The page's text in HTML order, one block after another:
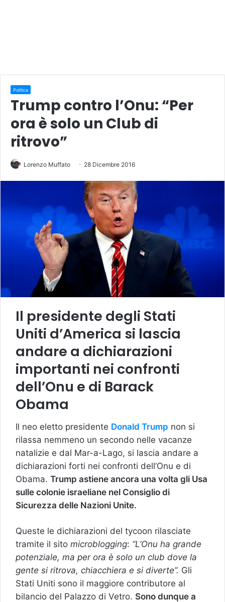
Politica
Trump contro l’Onu: “Per
ora è solo un Club di
ritrovo”
Lorenzo Muffato 28 Dicembre 2016
Il presidente degli Stati
Uniti d’America si lascia
andare a dichiarazioni
importanti nei confronti
dell’Onu e di Barack
Obama
Il neo eletto presidente Donald Trump non si
rilassa nemmeno un secondo nelle vacanze
natalizie e dal Mar-a-Lago, si lascia andare a
dichiarazioni forti nei confronti dell’Onu e di
Obama. Trump astiene ancora una volta gli Usa
sulle colonie israeliane nel Consiglio di
Sicurezza delle Nazioni Unite.
Queste le dichiarazioni del tycoon rilasciate
tramite il sito microblogging: “L’Onu ha grande
potenziale, ma per ora è solo un club dove la
gente si ritrova, chiacchiera e si diverte”. Gli
Stati Uniti sono il maggiore contributore al
bilancio del Palazzo di Vetro. Sono dunque a